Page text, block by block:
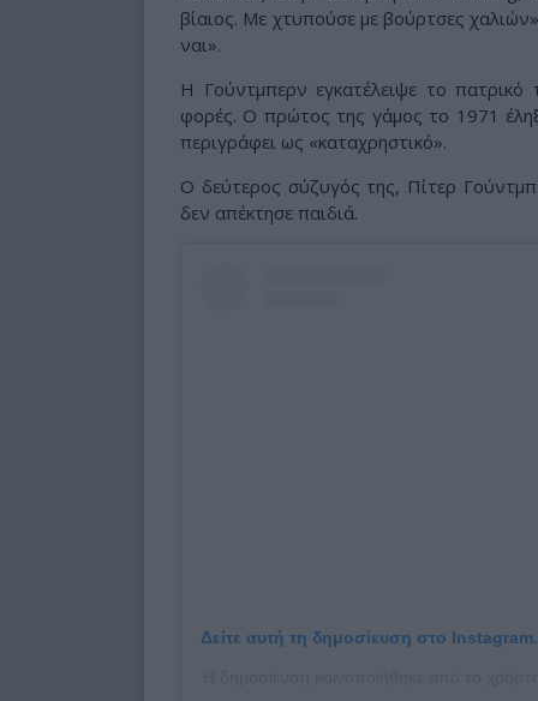
βίαιος. Με χτυπούσε με βούρτσες
ναι».
Η Γούντμπερν εγκατέλειψε το
φορές. Ο πρώτος της γάμος το 1971
περιγράφει ως «καταχρηστικό».
Ο δεύτερος σύζυγός της, Πίτερ
δεν απέκτησε παιδιά.
Δείτε αυτή τη δημοσίευση στο Instagram.